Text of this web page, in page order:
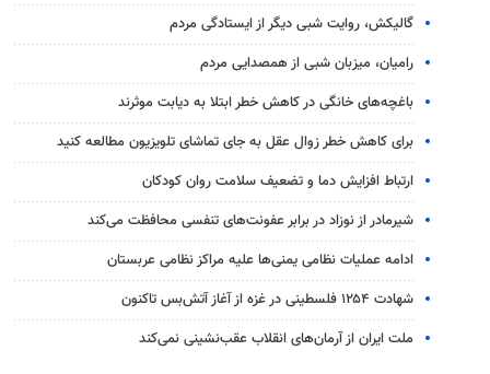
گالیکش، روایت شبی دیگر از ایستادگی مردم
رامیان، میزبان شبی از همصدایی مردم
باغچه‌های خانگی در کاهش خطر ابتلا به دیابت موثرند
برای کاهش خطر زوال عقل به جای تماشای تلویزیون مطالعه کنید
ارتباط افزایش دما و تضعیف سلامت روان کودکان
شیرمادر از نوزاد در برابر عفونت‌های تنفسی محافظت می‌کند
ادامه عملیات نظامی یمنی‌ها علیه مراکز نظامی عربستان
شهادت ۱۲۵۴ فلسطینی در غزه از آغاز آتش‌بس تاکنون
ملت ایران از آرمان‌های انقلاب عقب‌نشینی نمی‌کند